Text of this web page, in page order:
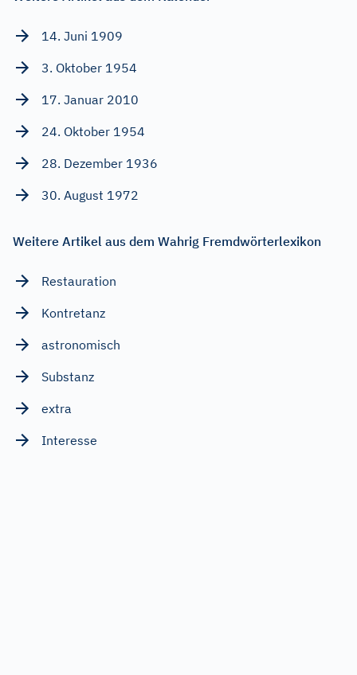
14. Juni 1909
3. Oktober 1954
17. Januar 2010
24. Oktober 1954
28. Dezember 1936
30. August 1972
Weitere Artikel aus dem Wahrig Fremdwörterlexikon
Restauration
Kontretanz
astronomisch
Substanz
extra
Interesse